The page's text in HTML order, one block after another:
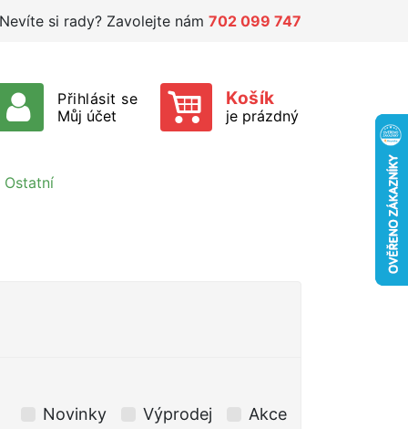
Nevíte si rady? Zavolejte nám 702 099 747
Přihlásit se
Můj účet
Košík
je prázdný
Ostatní
Novinky Výprodej Akce